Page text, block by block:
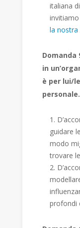
italiana
la nostra
Domanda
in
è per lui/
guidare
modo
trovare
profondi